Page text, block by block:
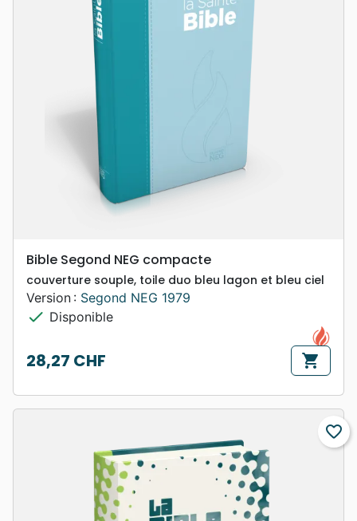
Bible Segond NEG compacte
couverture souple, toile duo bleu lagon et bleu ciel
Version : Segond NEG 1979
check Disponible
Prix
28,27 CHF shopping_cart
favorite_border